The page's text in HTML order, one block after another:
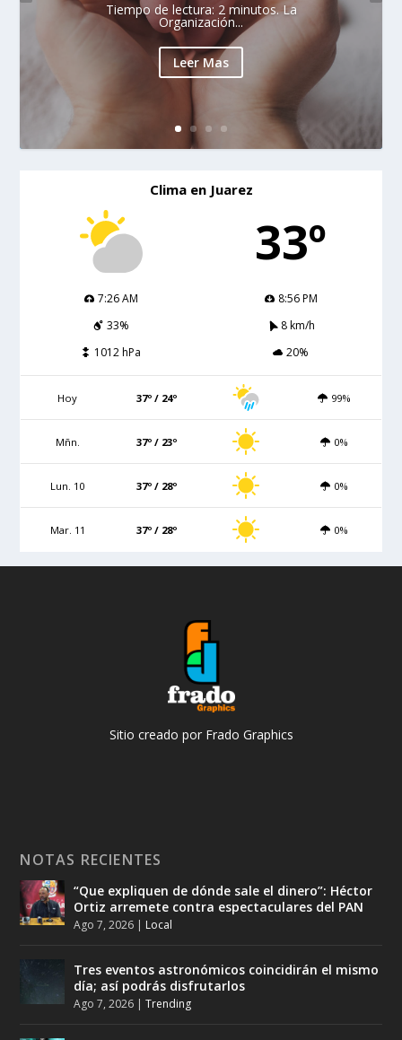
Tiempo de lectura: 2 minutos. La
Organización...
Leer Mas
Clima en Juarez
33º
7:26 AM
8:56 PM
33%
8 km/h
1012 hPa
20%
Hoy 37º / 24º 99%
Mñn. 37º / 23º 0%
Lun. 10 37º / 28º 0%
Mar. 11 37º / 28º 0%
Sitio creado por Frado Graphics
NOTAS RECIENTES
“Que expliquen de dónde sale el dinero”: Héctor
Ortiz arremete contra espectaculares del PAN
Ago 7, 2026 | Local
Tres eventos astronómicos coincidirán el mismo
día; así podrás disfrutarlos
Ago 7, 2026 |Trending